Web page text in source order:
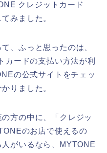
クレジットカード
みました。
、ふっと思ったのは、
カードの支払い方法が利
の公式サイトをチェッ
りました。
方の中に、「クレジッ
のお店で使えるの
がいるなら、MYTONE